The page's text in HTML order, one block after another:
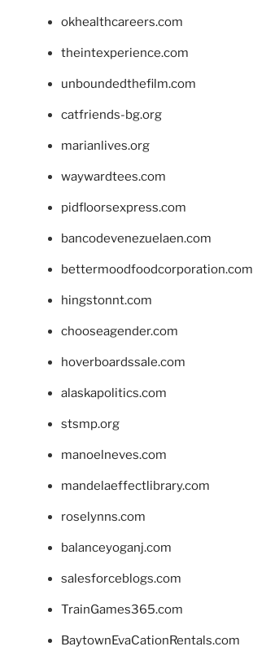
okhealthcareers.com
theintexperience.com
unboundedthefilm.com
catfriends-bg.org
marianlives.org
waywardtees.com
pidfloorsexpress.com
bancodevenezuelaen.com
bettermoodfoodcorporation.com
hingstonnt.com
chooseagender.com
hoverboardssale.com
alaskapolitics.com
stsmp.org
manoelneves.com
mandelaeffectlibrary.com
roselynns.com
balanceyoganj.com
salesforceblogs.com
TrainGames365.com
BaytownEvaCationRentals.com